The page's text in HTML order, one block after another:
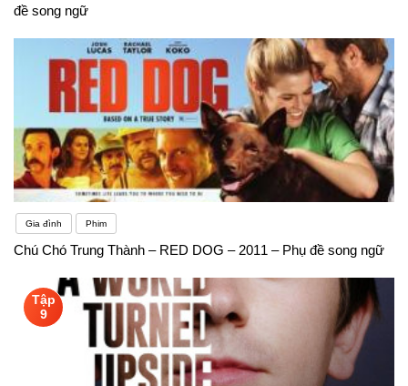
đề song ngữ
Gia đình Phim
Chú Chó Trung Thành – RED DOG – 2011 – Phụ đề song ngữ
Tập
9